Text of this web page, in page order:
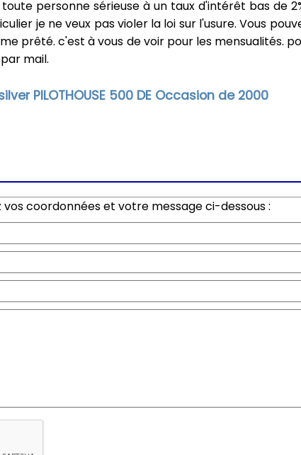
personne sérieuse à un taux d'intérêt bas de
je ne veux pas violer la loi sur l'usure. Vous
prêté. c'est à vous de voir pour les mensualités.
mail.
PILOTHOUSE 500 DE Occasion de 2000
vos coordonnées et votre message ci-dessous :